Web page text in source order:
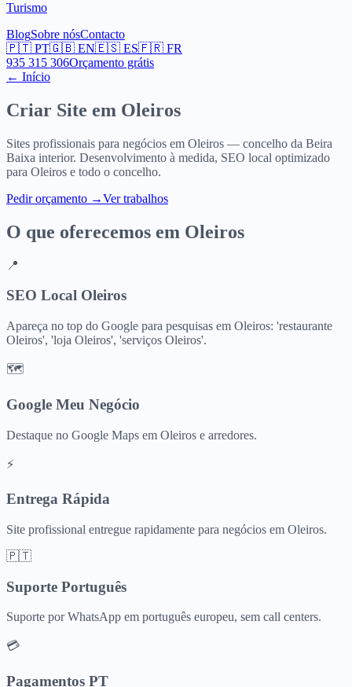
Turismo
BlogSobre nósContacto
🇵🇹 PT🇬🇧 EN🇪🇸 ES🇫🇷 FR
935 315 306Orçamento grátis
← Início
Criar Site em Oleiros
Sites profissionais para negócios em Oleiros — concelho da Beira
Baixa interior. Desenvolvimento à medida, SEO local optimizado
para Oleiros e todo o concelho.
Pedir orçamento →Ver trabalhos
O que oferecemos em Oleiros
📍
SEO Local Oleiros
Apareça no top do Google para pesquisas em Oleiros: 'restaurante
Oleiros', 'loja Oleiros', 'serviços Oleiros'.
🗺️
Google Meu Negócio
Destaque no Google Maps em Oleiros e arredores.
⚡
Entrega Rápida
Site profissional entregue rapidamente para negócios em Oleiros.
🇵🇹
Suporte Português
Suporte por WhatsApp em português europeu, sem call centers.
💳
Pagamentos PT